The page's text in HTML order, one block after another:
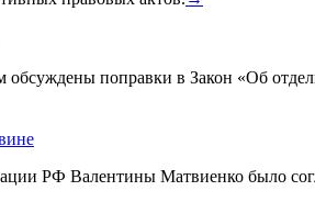
обсуждены поправки в Закон «Об
РФ Валентины Матвиенко было